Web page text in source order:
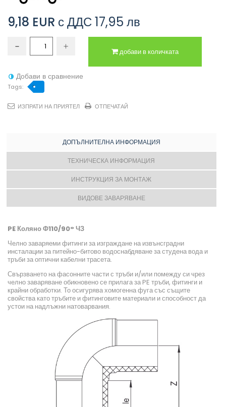
9,18 EUR с ДДС 17,95 лв
добави в количката
Добави в сравнение
Tags:
ИЗПРАТИ НА ПРИЯТЕЛ ОТПЕЧАТАЙ
ДОПЪЛНИТЕЛНА ИНФОРМАЦИЯ
ТЕХНИЧЕСКА ИНФОРМАЦИЯ
ИНСТРУКЦИЯ ЗА МОНТАЖ
ВИДОВЕ ЗАВАРЯВАНЕ
PE Коляно Ф110/90° ЧЗ
Челно заваряеми фитинги за изграждане на извънсградни
инсталации за питейно-битово водоснабдяване за студена вода и
тръби за оптични кабелни трасета.
Свързването на фасонните части с тръби и/или помежду си чрез
челно заваряване обикновено се прилага за PE тръби, фитинги и
крайни обработки. То осигурява хомогенна фуга със същите
свойства като тръбите и фитинговите материали и способност да
устои на надлъжни натоварвания.